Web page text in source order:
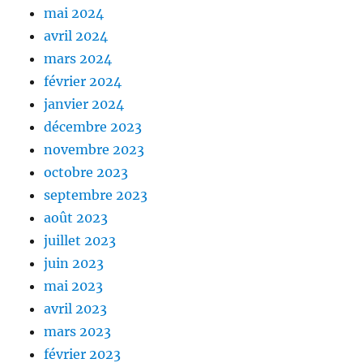
mai 2024
avril 2024
mars 2024
février 2024
janvier 2024
décembre 2023
novembre 2023
octobre 2023
septembre 2023
août 2023
juillet 2023
juin 2023
mai 2023
avril 2023
mars 2023
février 2023